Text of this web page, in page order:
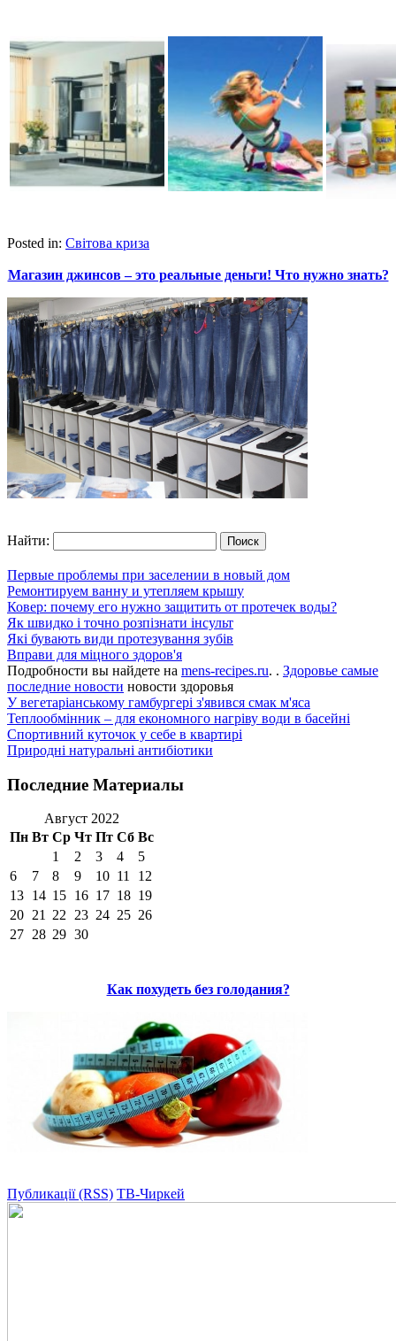
Posted in: Світова криза
Магазин джинсов – это реальные деньги! Что нужно знать?
Найти:
Первые проблемы при заселении в новый дом
Ремонтируем ванну и утепляем крышу
Ковер: почему его нужно защитить от протечек воды?
Як швидко і точно розпізнати інсульт
Які бувають види протезування зубів
Вправи для міцного здоров'я
Подробности вы найдете на mens-recipes.ru. . Здоровье самые
последние новости новости здоровья
У вегетаріанському гамбургері з'явився смак м'яса
Теплообмінник – для економного нагріву води в басейні
Спортивний куточок у себе в квартирі
Природні натуральні антибіотики
Последние Материалы
Август 2022
Пн Вт Ср Чт Пт Сб Вс
1
2 3 4
5
6
7 8 9 10 11
12
13 14 15 16 17 18 19
20 21 22 23 24 25 26
27 28 29 30
Как похудеть без голодания?
Публикації (RSS) ТВ-Чиркей